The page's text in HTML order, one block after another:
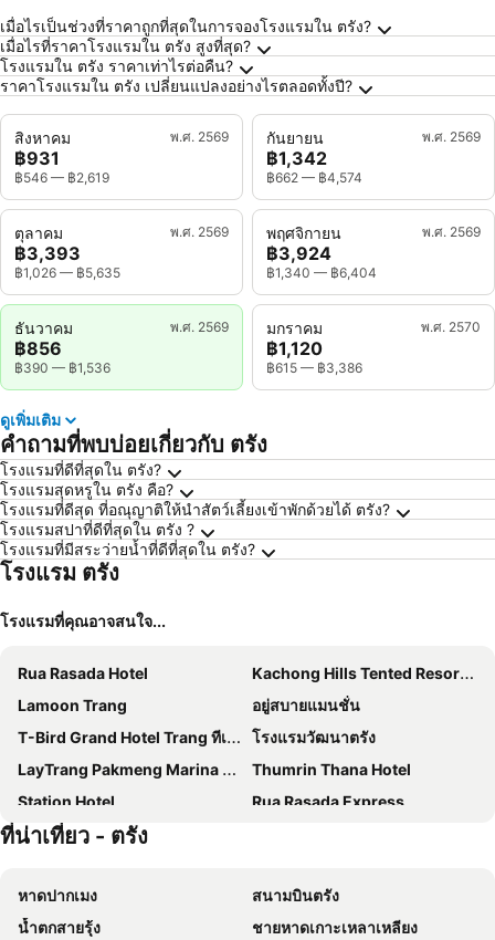
คำถามที่พบบ่อยเกี่ยวกับ ตรัง
เมื่อไรเป็นช่วงที่ราคาถูกที่สุดในการจองโรงแรมใน ตรัง?
เมื่อไรที่ราคาโรงแรมใน ตรัง สูงที่สุด?
โรงแรมใน ตรัง ราคาเท่าไรต่อคืน?
ราคาโรงแรมใน ตรัง เปลี่ยนแปลงอย่างไรตลอดทั้งปี?
สิงหาคม พ.ศ. 2569
฿931
฿546 — ฿2,619
กันยายน พ.ศ. 2569
฿1,342
฿662 — ฿4,574
ตุลาคม พ.ศ. 2569
฿3,393
฿1,026 — ฿5,635
พฤศจิกายน พ.ศ. 2569
฿3,924
฿1,340 — ฿6,404
ธันวาคม พ.ศ. 2569
฿856
฿390 — ฿1,536
มกราคม พ.ศ. 2570
฿1,120
฿615 — ฿3,386
ดูเพิ่มเติม
คำถามที่พบบ่อยเกี่ยวกับ ตรัง
โรงแรมที่ดีที่สุดใน ตรัง?
โรงแรมสุดหรูใน ตรัง คือ?
โรงแรมที่ดีสุด ที่อณุญาติให้นำสัตว์เลี้ยงเข้าพักด้วยได้ ตรัง?
โรงแรมสปาที่ดีที่สุดใน ตรัง ?
โรงแรมที่มีสระว่ายน้ำที่ดีที่สุดใน ตรัง?
โรงแรม ตรัง
โรงแรมที่คุณอาจสนใจ...
Rua Rasada Hotel
Kachong Hills Tented Resort Trang
Lamoon Trang
อยู่สบายแมนชั่น
T-Bird Grand Hotel Trang ทีเบิร์ดแกรนด์
โรงแรมวัฒนาตรัง
LayTrang Pakmeng Marina Spa and Resort
Thumrin Thana Hotel
Station Hotel
Rua Rasada Express
Hotel Myfriend Trang
S2S Queen Trang Hotel
ปาวาปี รีสอร์ท แอนด์ สปา
Je T'aime Hotel
Hop Inn Trang
ที่น่าเที่ยว - ตรัง
หาดปากเมง
สนามบินตรัง
น้ำตกสายรุ้ง
ชายหาดเกาะเหลาเหลียง